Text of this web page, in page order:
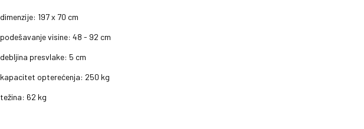
dimenzije: 197 x 70 cm
podešavanje visine: 48 - 92 cm
debljina presvlake: 5 cm
kapacitet opterećenja: 250 kg
težina: 62 kg